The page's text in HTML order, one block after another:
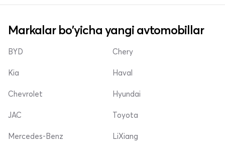
Markalar bo'yicha yangi avtomobillar
BYD
Kia
Chevrolet
Chery
Haval
Hyundai
JAC
Mercedes-Benz
Toyota
LiXiang